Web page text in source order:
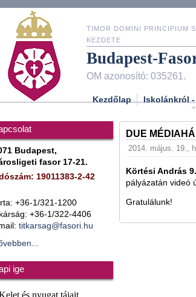
TIMOR DOMINI PRINCIPIUM
KEZDETE
Budapest-
OM azonosító: 035261.
Kezdőlap Iskolánkról
Budapest,
fasor 17-21.
19011383-2-42
+36-1/321-1200
+36-1/322-4406
titkarsag@fasori.hu
ige
DUE
2014. május. 19.,
Körtési András
pályázatán videó
Gratulálunk!